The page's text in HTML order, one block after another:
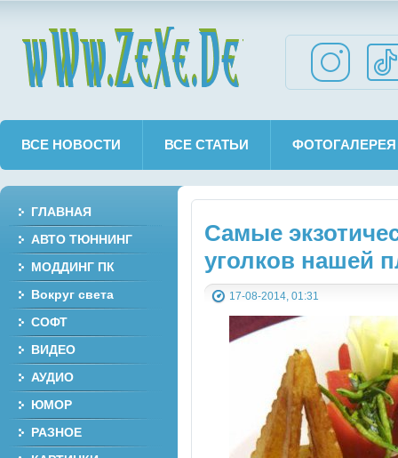
ВСЕ НОВОСТИ ВСЕ СТАТЬИ ФОТОГАЛЕРЕЯ
Самые
уголков нашей
17-08-2014, 01:31
ГЛАВНАЯ
АВТО ТЮННИНГ
МОДДИНГ ПК
Вокруг света
СОФТ
ВИДЕО
АУДИО
ЮМОР
РАЗНОЕ